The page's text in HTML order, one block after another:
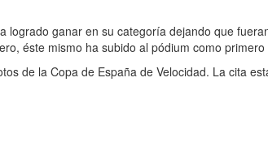
logrado ganar en su categoría dejando que
éste mismo ha subido al pódium como
de la Copa de España de Velocidad. La cita